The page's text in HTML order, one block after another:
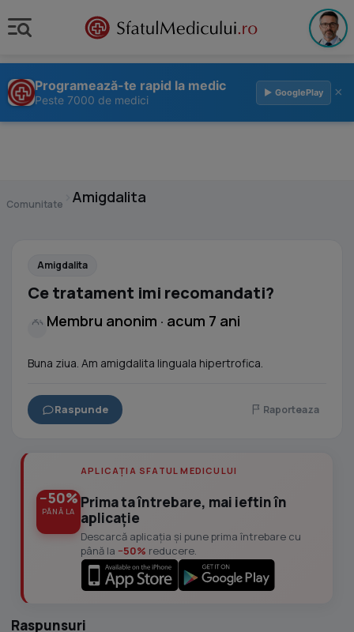
Programează-te rapid la medic
Peste 7000 de medici
▶ GooglePlay ×
Comunitate Amigdalita
Amigdalita
Ce tratament imi recomandati?
Membru anonim · acum 7 ani
Buna ziua. Am amigdalita linguala hipertrofica.
Raspunde Raporteaza
−50%
PÂNĂ LA
APLICAȚIA SFATUL MEDICULUI
Prima ta întrebare, mai ieftin în
aplicație
Descarcă aplicația și pune prima întrebare cu
până la −50% reducere.
Raspunsuri